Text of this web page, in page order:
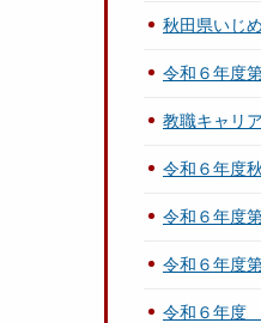
秋田県いじ
令和６年度
教職キャリ
令和６年度
令和６年度
令和６年度
令和６年度